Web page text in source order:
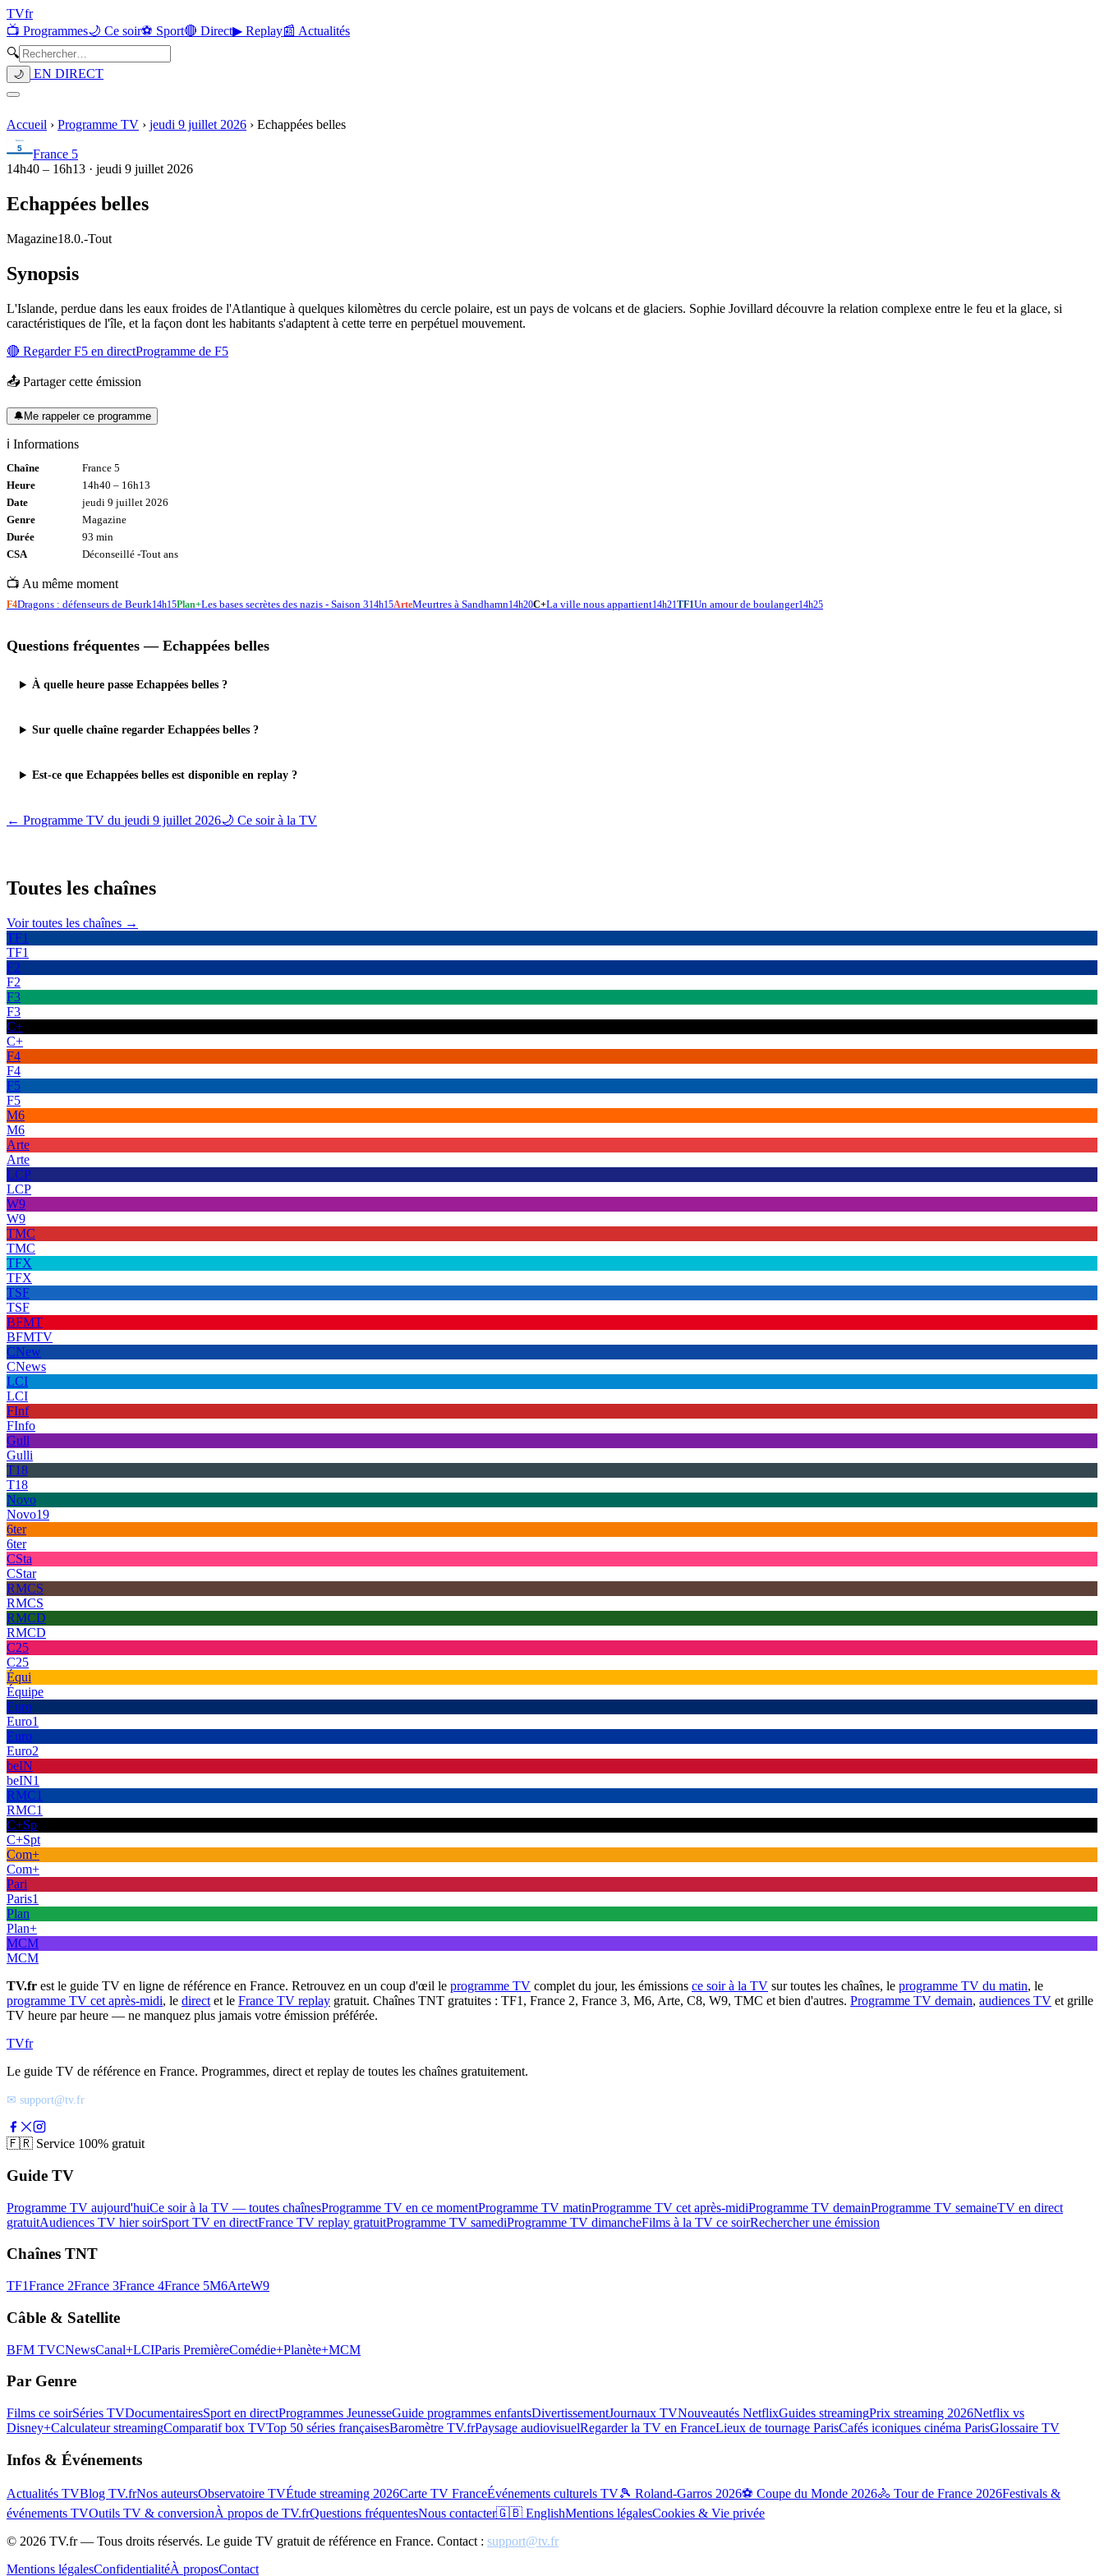
TVfr
📺 Programmes🌙 Ce soir⚽ Sport🔴 Direct▶ Replay📰 Actualités
🔍
🌙 EN DIRECT
Accueil › Programme TV › jeudi 9 juillet 2026 › Echappées belles
France 5
14h40 – 16h13 · jeudi 9 juillet 2026
Echappées belles
Magazine18.0.-Tout
Synopsis
L'Islande, perdue dans les eaux froides de l'Atlantique à quelques kilomètres du cercle polaire, est un pays de volcans et de glaciers. Sophie Jovillard découvre la relation complexe entre le feu et la glace, si
caractéristiques de l'île, et la façon dont les habitants s'adaptent à cette terre en perpétuel mouvement.
🔴 RegarderF5 en directProgramme de F5
📤 Partager cette émission
🔔Me rappeler ce programme
ℹ️ Informations
Chaîne
France 5
Heure
14h40 – 16h13
Date
jeudi 9 juillet 2026
Genre
Magazine
Durée
93 min
CSA
Déconseillé -Tout ans
📺 Au même moment
F4Dragons : défenseurs de Beurk14h15Plan+Les bases secrètes des nazis - Saison 314h15ArteMeurtres à Sandhamn14h20C+La ville nous appartient14h21TF1Un amour de boulanger14h25
Questions fréquentes — Echappées belles
À quelle heure passe Echappées belles ?
Sur quelle chaîne regarder Echappées belles ?
Est-ce que Echappées belles est disponible en replay ?
← Programme TV du jeudi 9 juillet 2026🌙 Ce soir à la TV
Toutes les chaînes
Voir toutes les chaînes →
TF1
TF1
F2
F2
F3
F3
C+
C+
F4
F4
F5
F5
M6
M6
Arte
Arte
LCP
LCP
W9
W9
TMC
TMC
TFX
TFX
TSF
TSF
BFMT
BFMTV
CNew
CNews
LCI
LCI
FInf
FInfo
Gull
Gulli
T18
T18
Novo
Novo19
6ter
6ter
CSta
CStar
RMCS
RMCS
RMCD
RMCD
C25
C25
Équi
Équipe
Euro
Euro1
Euro
Euro2
beIN
beIN1
RMC1
RMC1
C+Sp
C+Spt
Com+
Com+
Pari
Paris1
Plan
Plan+
MCM
MCM
TV.fr est le guide TV en ligne de référence en France. Retrouvez en un coup d'œil le programme TV complet du jour, les émissions ce soir à la TV sur toutes les chaînes, le programme TV du matin, le
programme TV cet après-midi, le direct et le France TV replay gratuit. Chaînes TNT gratuites : TF1, France 2, France 3, M6, Arte, C8, W9, TMC et bien d'autres. Programme TV demain, audiences TV et grille
TV heure par heure — ne manquez plus jamais votre émission préférée.
TVfr
Le guide TV de référence en France. Programmes, direct et replay de toutes les chaînes gratuitement.
✉ support@tv.fr
🇫🇷 Service 100% gratuit
Guide TV
Programme TV aujourd'huiCe soir à la TV — toutes chaînesProgramme TV en ce momentProgramme TV matinProgramme TV cet après-midiProgramme TV demainProgramme TV semaineTV en direct
gratuitAudiences TV hier soirSport TV en directFrance TV replay gratuitProgramme TV samediProgramme TV dimancheFilms à la TV ce soirRechercher une émission
Chaînes TNT
TF1France 2France 3France 4France 5M6ArteW9
Câble & Satellite
BFM TVCNewsCanal+LCIParis PremièreComédie+Planète+MCM
Par Genre
Films ce soirSéries TVDocumentairesSport en directProgrammes JeunesseGuide programmes enfantsDivertissementJournaux TVNouveautés NetflixGuides streamingPrix streaming 2026Netflix vs
Disney+Calculateur streamingComparatif box TVTop 50 séries françaisesBaromètre TV.frPaysage audiovisuelRegarder la TV en FranceLieux de tournage ParisCafés iconiques cinéma ParisGlossaire TV
Infos & Événements
Actualités TVBlog TV.frNos auteursObservatoire TVÉtude streaming 2026Carte TV FranceÉvénements culturels TV🎾 Roland-Garros 2026⚽ Coupe du Monde 2026🚴 Tour de France 2026Festivals &
événements TVOutils TV & conversionÀ propos de TV.frQuestions fréquentesNous contacter🇬🇧 EnglishMentions légalesCookies & Vie privée
© 2026 TV.fr — Tous droits réservés. Le guide TV gratuit de référence en France. Contact : support@tv.fr
Mentions légalesConfidentialitéÀ proposContact